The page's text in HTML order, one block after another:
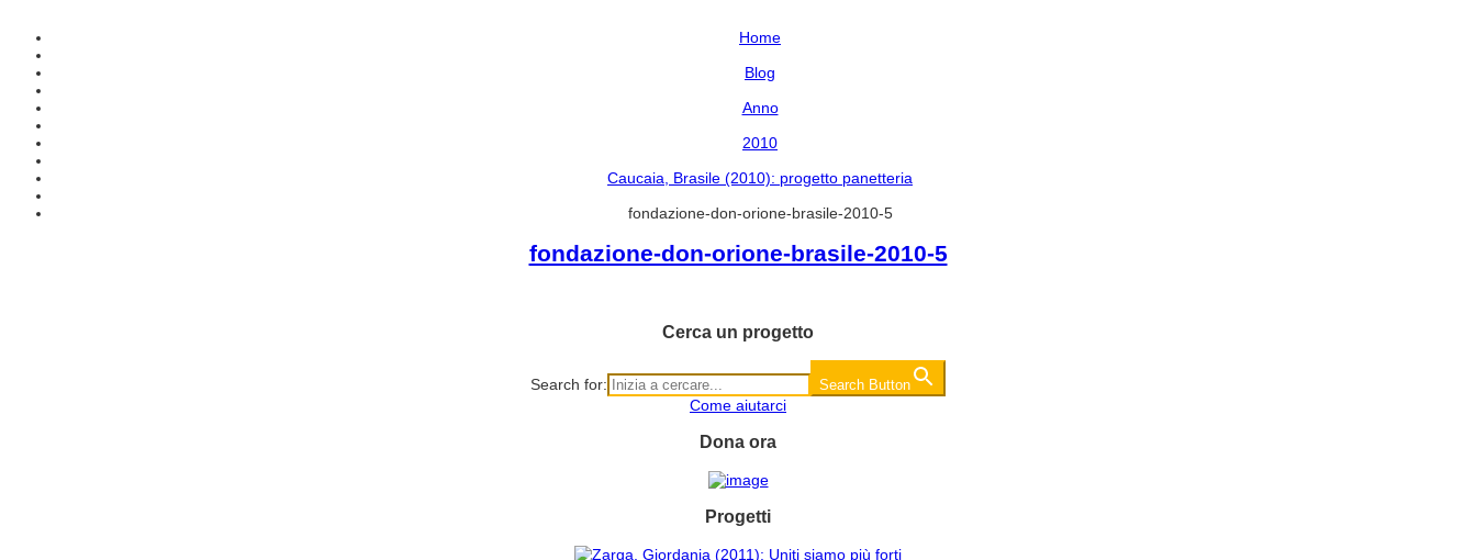
Home
Blog
Anno
2010
Caucaia, Brasile (2010): progetto panetteria
fondazione-don-orione-brasile-2010-5
fondazione-don-orione-brasile-2010-5
Cerca un progetto
Search for: Search Button
Come aiutarci
Dona ora
Progetti